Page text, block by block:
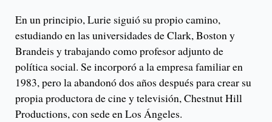
En un principio, Lurie siguió su propio camino,
estudiando en las universidades de Clark, Boston y
Brandeis y trabajando como profesor adjunto de
política social. Se incorporó a la empresa familiar en
1983, pero la abandonó dos años después para crear su
propia productora de cine y televisión, Chestnut Hill
Productions, con sede en Los Ángeles.